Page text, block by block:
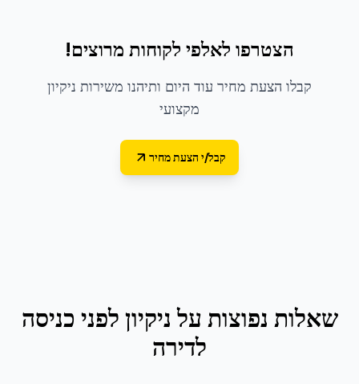
הצטרפו לאלפי לקוחות מרוצים!
קבלו הצעת מחיר עוד היום ותיהנו משירות ניקיון
מקצועי
קבל/י הצעת מחיר
שאלות נפוצות על ניקיון לפני כניסה
לדירה